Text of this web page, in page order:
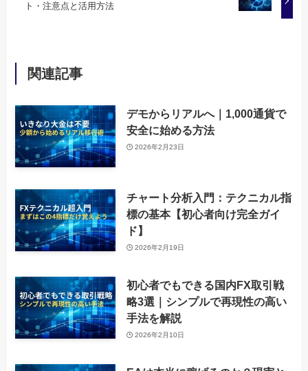
ト・注意点と活用方法
関連記事
デモからリアルへ｜1,000通貨で
安全に始める方法
2026年2月23日
チャート分析入門：テクニカル指
標の基本【初心者向け完全ガイ
ド】
2026年2月19日
初心者でもできる国内FX取引戦
略3選｜シンプルで再現性の高い
手法を解説
2026年2月10日